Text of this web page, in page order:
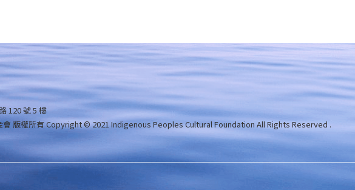
120 號 5 樓
會 版權所有Copyright © 2021 Indigenous Peoples Cultural Foundation All Rights Reserved .